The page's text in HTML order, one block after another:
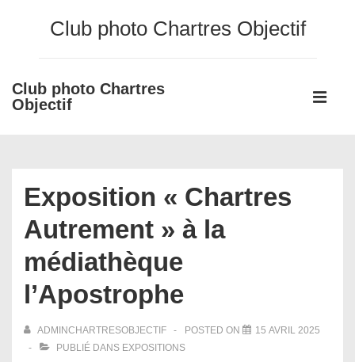
principal
Club photo Chartres Objectif
Club photo Chartres
Objectif
Main
Exposition « Chartres
Autrement » à la
médiathèque
l’Apostrophe
ADMINCHARTRESOBJECTIF POSTED ON
15 AVRIL 2025
PUBLIÉ DANS EXPOSITIONS